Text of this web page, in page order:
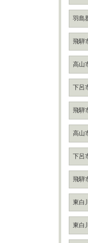
羽島
飛騨
高山
下呂
飛騨
高山
下呂
飛騨
東白
東白